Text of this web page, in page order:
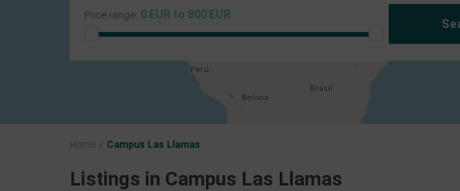
Price range: 0 EUR to 800 EUR
Home Campus Las Llamas
Listings in Campus Las Llamas